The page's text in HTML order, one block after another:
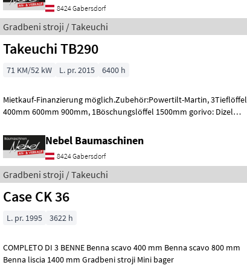
8424 Gabersdorf
Gradbeni stroji / Takeuchi
Takeuchi TB290
71 KM/52 kW L. pr. 2015 6400 h
Mietkauf-Finanzierung möglich.Zubehör:Powertilt-Martin, 3Tieflöffel
400mm 600mm 900mm, 1Böschungslöffel 1500mm gorivo: Dizel
Nebel Baumaschinen
8424 Gabersdorf
Gradbeni stroji / Takeuchi
Case CK 36
L. pr. 1995 3622 h
COMPLETO DI 3 BENNE Benna scavo 400 mm Benna scavo 800 mm
Benna liscia 1400 mm Gradbeni stroji Mini bager